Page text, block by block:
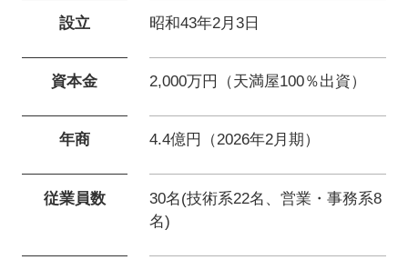
設立 昭和43年2月3日
資本金 2,000万円（天満屋100％出資）
年商 4.4億円（2026年2月期）
従業員数
30名(技術系22名、営業・事務系8
名)